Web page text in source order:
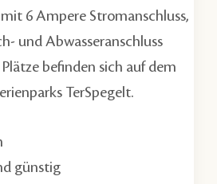
6 Ampere Stromanschluss,
und Abwasseranschluss
befinden sich auf dem
TerSpegelt.
günstig